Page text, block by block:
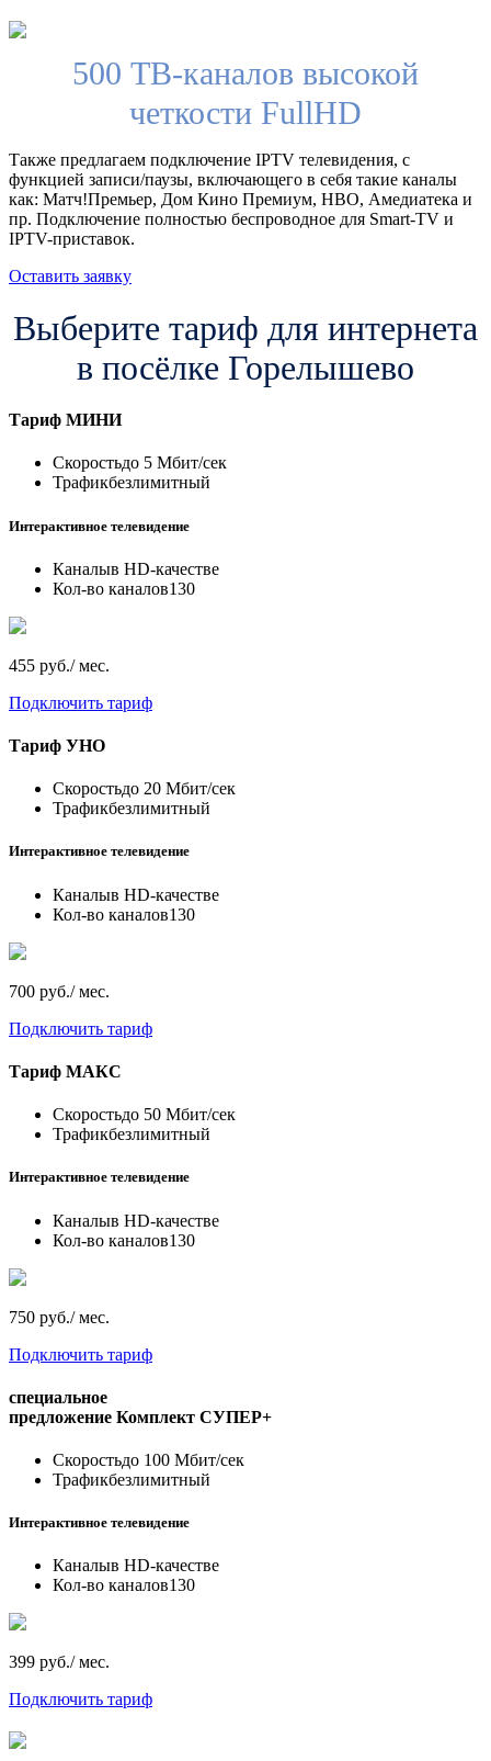
500 ТВ-каналов высокой
четкости FullHD
Также предлагаем подключение IPTV телевидения, с
функцией записи/паузы, включающего в себя такие каналы
как: Матч!Премьер, Дом Кино Премиум, HBO, Амедиатека и
пр. Подключение полностью беспроводное для Smart-TV и
IPTV-приставок.
Оставить заявку
Выберите тариф для интернета
в посёлке Горелышево
Тариф МИНИ
Скоростьдо 5 Мбит/сек
Трафикбезлимитный
Интерактивное телевидение
Каналыв HD-качестве
Кол-во каналов130
455 руб./ мес.
Подключить тариф
Тариф УНО
Скоростьдо 20 Мбит/сек
Трафикбезлимитный
Интерактивное телевидение
Каналыв HD-качестве
Кол-во каналов130
700 руб./ мес.
Подключить тариф
Тариф МАКС
Скоростьдо 50 Мбит/сек
Трафикбезлимитный
Интерактивное телевидение
Каналыв HD-качестве
Кол-во каналов130
750 руб./ мес.
Подключить тариф
специальное
предложение Комплект СУПЕР+
Скоростьдо 100 Мбит/сек
Трафикбезлимитный
Интерактивное телевидение
Каналыв HD-качестве
Кол-во каналов130
399 руб./ мес.
Подключить тариф